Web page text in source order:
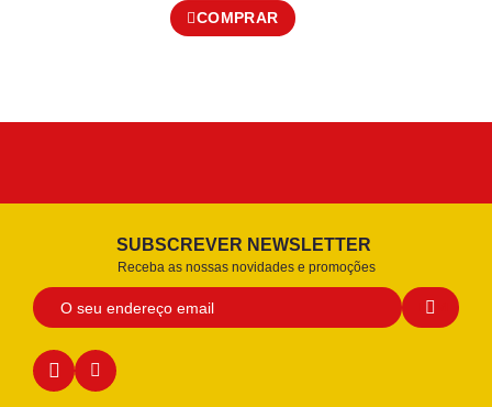
COMPRAR
SUBSCREVER NEWSLETTER
Receba as nossas novidades e promoções